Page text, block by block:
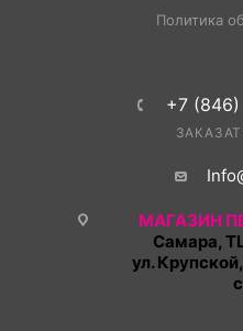
Политика
+7
МАГАЗИН
Самара,
ул.